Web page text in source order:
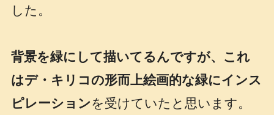
した。
背景を緑にして描いてるんですが、これ
はデ・キリコの形而上絵画的な緑にインス
ピレーションを受けていたと思います。